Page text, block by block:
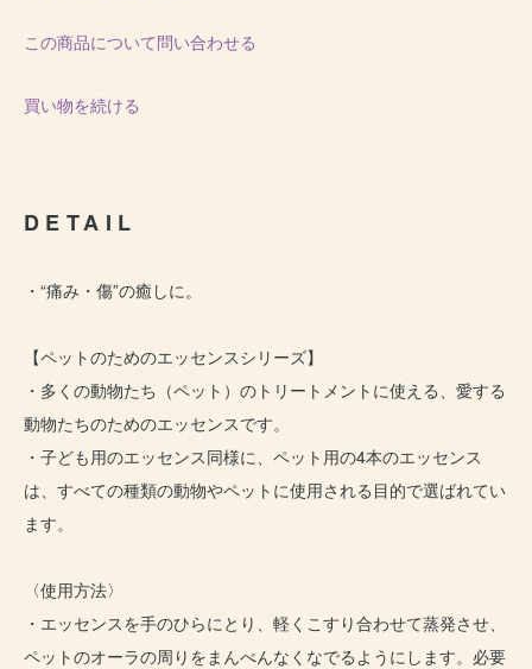
この商品について問い合わせる
買い物を続ける
DETAIL
・“痛み・傷”の癒しに。
【ペットのためのエッセンスシリーズ】
・多くの動物たち（ペット）のトリートメントに使える、愛する
動物たちのためのエッセンスです。
・子ども用のエッセンス同様に、ペット用の4本のエッセンス
は、すべての種類の動物やペットに使用される目的で選ばれてい
ます。
〈使用方法〉
・エッセンスを手のひらにとり、軽くこすり合わせて蒸発させ、
ペットのオーラの周りをまんべんなくなでるようにします。必要